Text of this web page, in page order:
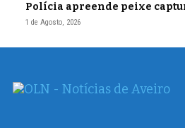
Polícia apreende peixe
1 de Agosto, 2026